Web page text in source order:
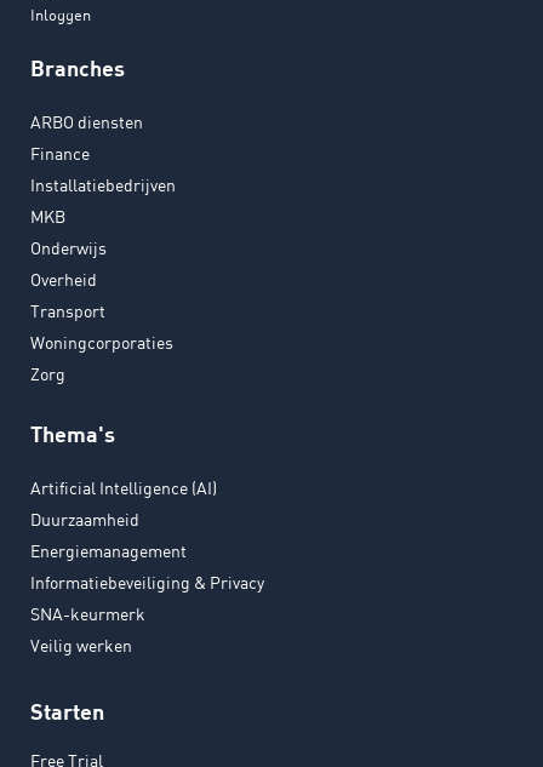
Inloggen
Branches
ARBO diensten
Finance
Installatiebedrijven
MKB
Onderwijs
Overheid
Transport
Woningcorporaties
Zorg
Thema's
Artificial Intelligence (AI)
Duurzaamheid
Energiemanagement
Informatiebeveiliging & Privacy
SNA-keurmerk
Veilig werken
Starten
Free Trial